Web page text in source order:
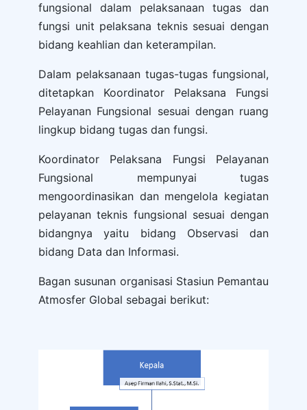
fungsional dalam pelaksanaan tugas dan
fungsi unit pelaksana teknis sesuai dengan
bidang keahlian dan keterampilan.
Dalam pelaksanaan tugas-tugas fungsional,
ditetapkan Koordinator Pelaksana Fungsi
Pelayanan Fungsional sesuai dengan ruang
lingkup bidang tugas dan fungsi.
Koordinator Pelaksana Fungsi Pelayanan
Fungsional mempunyai tugas
mengoordinasikan dan mengelola kegiatan
pelayanan teknis fungsional sesuai dengan
bidangnya yaitu bidang Observasi dan
bidang Data dan Informasi.
Bagan susunan organisasi Stasiun Pemantau
Atmosfer Global sebagai berikut: